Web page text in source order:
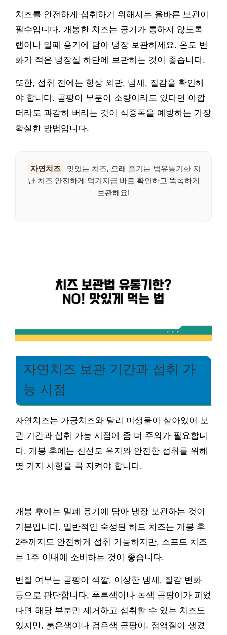
치즈를 안전하게 섭취하기 위해서는 올바른 보관이
필수입니다. 개봉한 치즈는 공기가 통하지 않도록
랩이나 밀폐 용기에 담아 냉장 보관하세요. 온도 변
화가 적은 냉장실 하단에 보관하는 것이 좋습니다.
또한, 섭취 전에는 항상 외관, 냄새, 질감을 확인해
야 합니다. 곰팡이 부분이 소량이라도 있다면 아깝
더라도 과감히 버리는 것이 식중독을 예방하는 가장
확실한 방법입니다.
자연치즈
맛있는 치즈, 오래 즐기는 법유통기한 지
난 치즈 안전하게 먹기지금 바로 확인하고 똑똑하게
보관해요!
자연치즈 보관 기간과 섭취 가
능 시점
자연치즈는 가공치즈와 달리 미생물이 살아있어 보
관 기간과 섭취 가능 시점에 좀 더 주의가 필요합니
다. 개봉 후에는 신선도 유지와 안전한 섭취를 위해
몇 가지 사항을 꼭 지켜야 합니다.
개봉 후에는 밀폐 용기에 담아 냉장 보관하는 것이
기본입니다. 일반적인 숙성된 하드 치즈는 개봉 후
2주까지도 안전하게 섭취 가능하지만, 소프트 치즈
는 1주 이내에 소비하는 것이 좋습니다.
변질 여부는 곰팡이 색깔, 이상한 냄새, 질감 변화
등으로 판단합니다. 푸른색이나 녹색 곰팡이가 피었
다면 해당 부분만 제거하고 섭취할 수 있는 치즈도
있지만, 붉은색이나 검은색 곰팡이, 점액질이 생겼